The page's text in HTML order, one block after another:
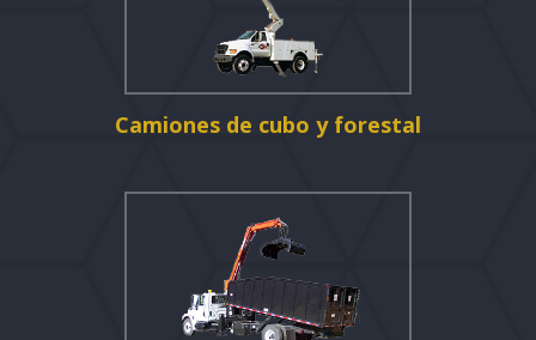
Camiones de cubo y forestal